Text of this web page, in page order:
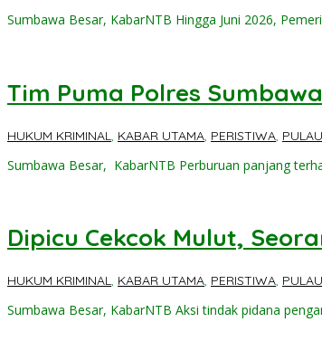
Sumbawa Besar, KabarNTB Hingga Juni 2026,
Tim Puma Polres
HUKUM KRIMINAL KABAR UTAMA PERISTIWA
Sumbawa Besar, KabarNTB ‎Perburuan panjang
Dipicu Cekcok Mulut,
HUKUM KRIMINAL, KABAR UTAMA, PERISTIWA,
Sumbawa Besar, KabarNTB ‎Aksi tindak pidana